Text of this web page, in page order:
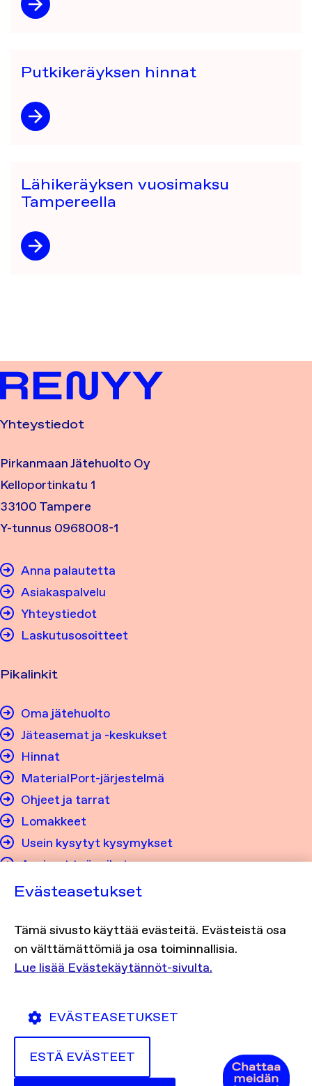
Putkikeräyksen hinnat
Lähikeräyksen vuosimaksu
Tampereella
Yhteystiedot
Pirkanmaan Jätehuolto Oy
Kelloportinkatu 1
33100 Tampere
Y-tunnus 0968008-1
Anna palautetta
Asiakaspalvelu
Yhteystiedot
Laskutusosoitteet
Pikalinkit
Oma jätehuolto
Jäteasemat ja -keskukset
Hinnat
MaterialPort-järjestelmä
Ohjeet ja tarrat
Lomakkeet
Usein kysytyt kysymykset
Avoimet työpaikat
Tietosuojaseloste
Evästekäytännöt
Evästeasetukset
Tämä sivusto käyttää evästeitä. Evästeistä osa
on välttämättömiä ja osa toiminnallisia.
Lue lisää Evästekäytännöt-sivulta.
EVÄSTEASETUKSET
ESTÄ EVÄSTEET